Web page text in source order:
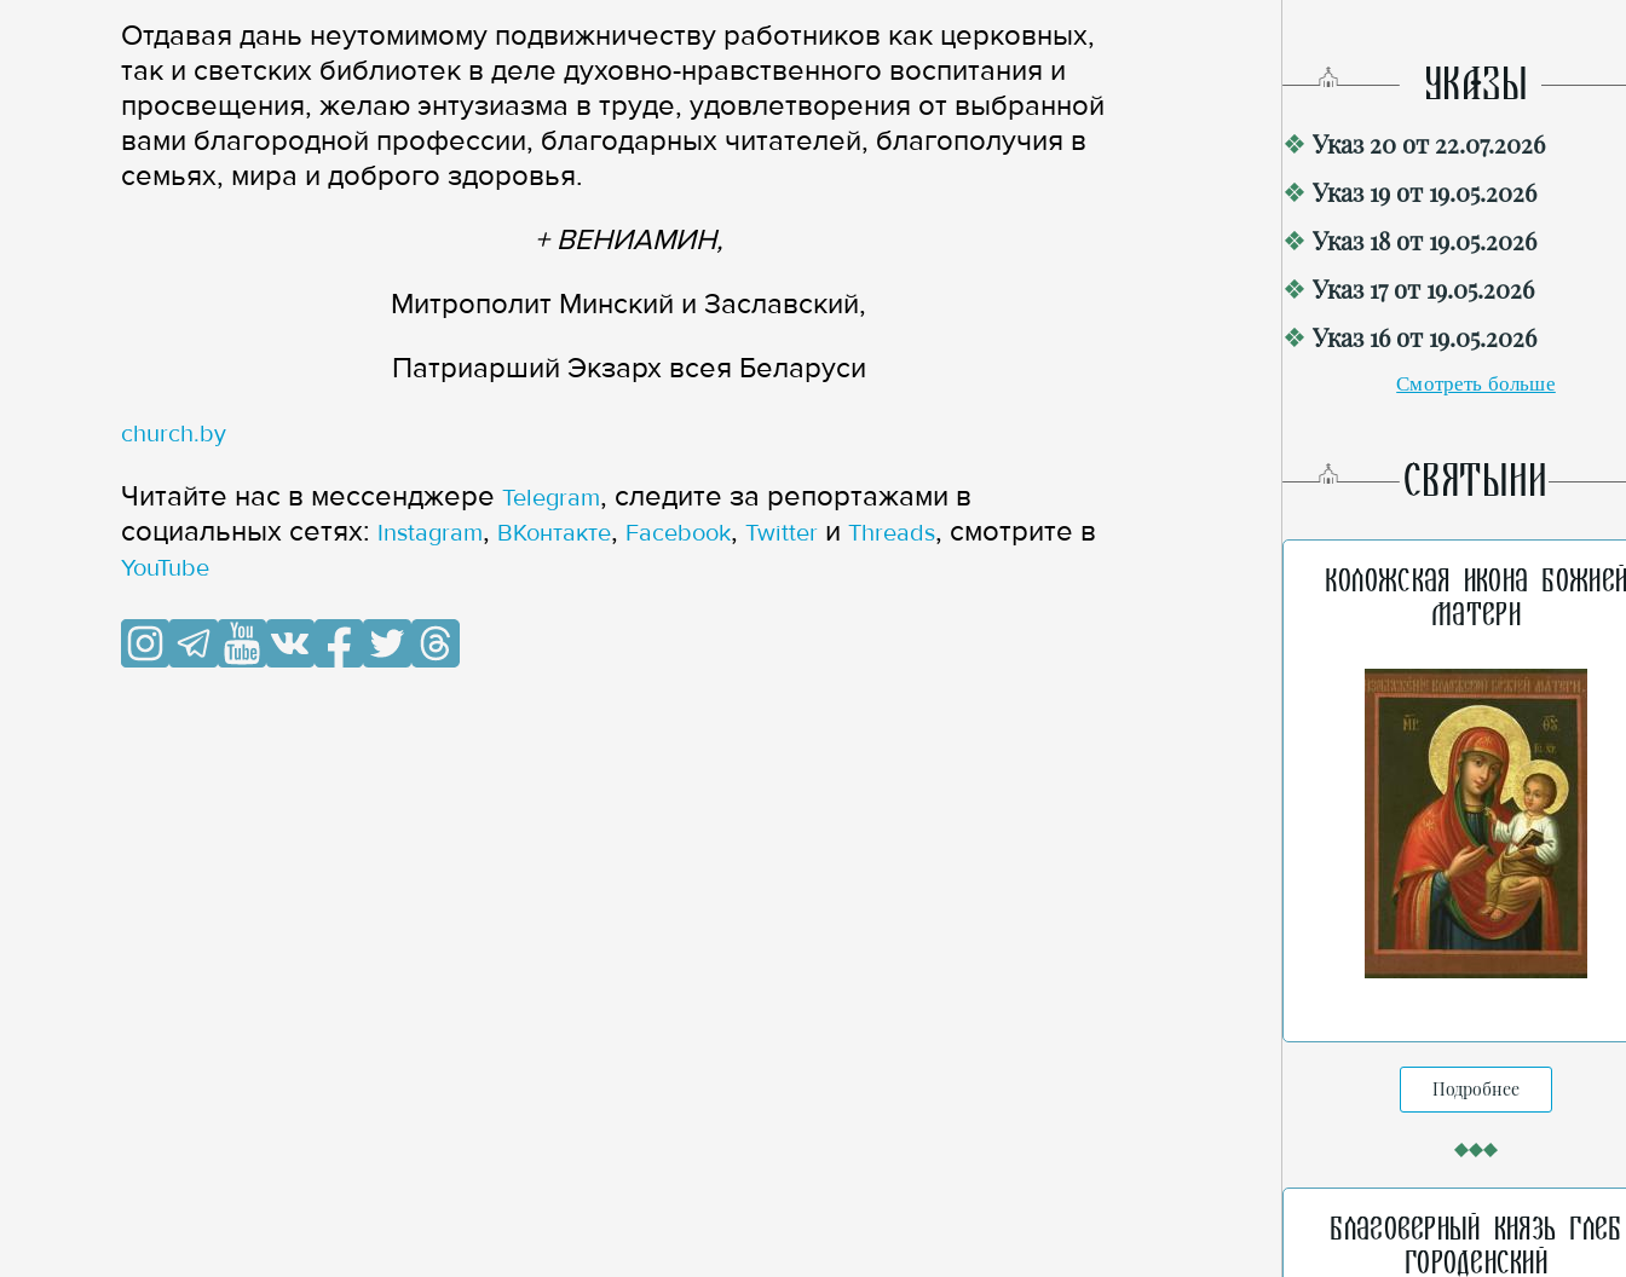
Отдавая дань неутомимому подвижничеству работников как церковных,
так и светских библиотек в деле духовно-нравственного воспитания и
просвещения, желаю энтузиазма в труде, удовлетворения от выбранной
вами благородной профессии, благодарных читателей, благополучия в
семьях, мира и доброго здоровья.
+ ВЕНИАМИН,
Митрополит Минский и Заславский,
Патриарший Экзарх всея Беларуси
church.by
Читайте нас в мессенджере Telegram, следите за репортажами в
cоциальных сетях: Instagram, ВКонтакте, Facebook, Twitter и Threads, смотрите в
YouTube
УКАЗЫ
Указ 20 от 22.07.2026
Указ 19 от 19.05.2026
Указ 18 от 19.05.2026
Указ 17 от 19.05.2026
Указ 16 от 19.05.2026
Смотреть больше
СВЯТЫНИ
Коложская икона
Матери
Подробнее
Благоверный князь Глеб
Городенский